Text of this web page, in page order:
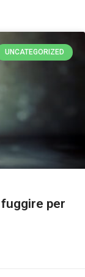
UNCATEGORIZED
fuggire per